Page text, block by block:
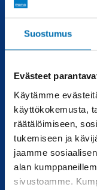
Suostumus
Evästeet
Käytämme
käyttökokemusta,
räätälöimiseen,
tukemiseen ja
jaamme
alan
sivustoamme.
Automyynti
Uudet autot
Vaihtoautot
Pörhötakuu
Varaosat